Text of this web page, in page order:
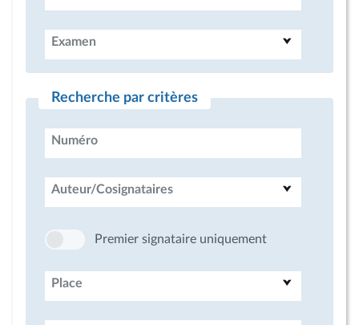
Examen
Recherche par critères
Numéro
Auteur/Cosignataires
Premier signataire uniquement
Place